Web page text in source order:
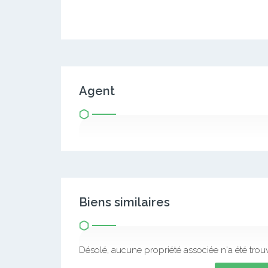
Agent
Biens similaires
Désolé, aucune propriété associée n'a été